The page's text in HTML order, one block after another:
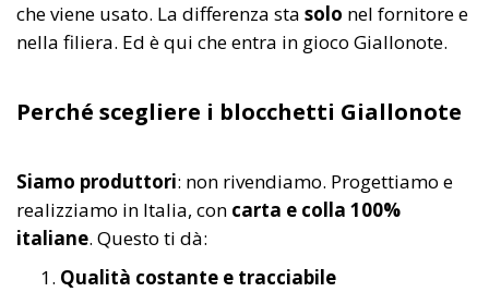
che viene usato. La differenza sta solo nel fornitore e
nella filiera. Ed è qui che entra in gioco Giallonote.
Perché scegliere i blocchetti Giallonote
Siamo produttori: non rivendiamo. Progettiamo e
realizziamo in Italia, con carta e colla 100%
italiane. Questo ti dà:
Qualità costante e tracciabile